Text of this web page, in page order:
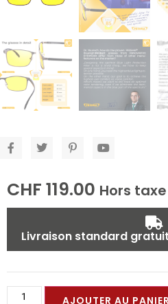
CHF 119.00 Hors taxe
Livraison standard
AJOUTER AU PANIER